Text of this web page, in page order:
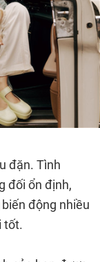
đặn. Tình
đối ổn định,
động nhiều
tốt.